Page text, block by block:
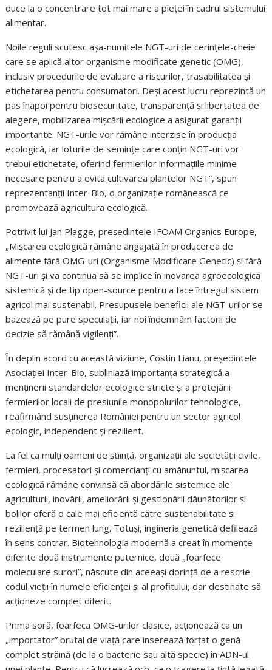
duce la o concentrare tot mai mare a pieței în cadrul sistemului
alimentar.
Noile reguli scutesc așa-numitele NGT-uri de cerințele-cheie
care se aplică altor organisme modificate genetic (OMG),
inclusiv procedurile de evaluare a riscurilor, trasabilitatea și
etichetarea pentru consumatori. Deși acest lucru reprezintă un
pas înapoi pentru biosecuritate, transparență și libertatea de
alegere, mobilizarea mișcării ecologice a asigurat garanții
importante: NGT-urile vor rămâne interzise în producția
ecologică, iar loturile de semințe care conțin NGT-uri vor
trebui etichetate, oferind fermierilor informațiile minime
necesare pentru a evita cultivarea plantelor NGT”, spun
reprezentanții Inter-Bio, o organizație românească ce
promovează agricultura ecologică.
Potrivit lui Jan Plagge, președintele IFOAM Organics Europe,
„Mișcarea ecologică rămâne angajată în producerea de
alimente fără OMG-uri (Organisme Modificare Genetic) și fără
NGT-uri și va continua să se implice în inovarea agroecologică
sistemică și de tip open-source pentru a face întregul sistem
agricol mai sustenabil. Presupusele beneficii ale NGT-urilor se
bazează pe pure speculații, iar noi îndemnăm factorii de
decizie să rămână vigilenți”.
În deplin acord cu această viziune, Costin Lianu, președintele
Asociației Inter-Bio, subliniază importanța strategică a
menținerii standardelor ecologice stricte și a protejării
fermierilor locali de presiunile monopolurilor tehnologice,
reafirmând susținerea României pentru un sector agricol
ecologic, independent și rezilient.
La fel ca mulți oameni de știință, organizații ale societății civile,
fermieri, procesatori și comercianți cu amănuntul, mișcarea
ecologică rămâne convinsă că abordările sistemice ale
agriculturii, inovării, ameliorării și gestionării dăunătorilor și
bolilor oferă o cale mai eficientă către sustenabilitate și
reziliență pe termen lung. Totuși, ingineria genetică defilează
în sens contrar. Biotehnologia modernă a creat în momente
diferite două instrumente puternice, două „foarfece
moleculare surori”, născute din aceeași dorință de a rescrie
codul vieții în numele eficienței și al profitului, dar destinate să
acționeze complet diferit.
Prima soră, foarfeca OMG-urilor clasice, acționează ca un
„importator” brutal de viață care inserează forțat o genă
complet străină (de la o bacterie sau altă specie) în ADN-ul